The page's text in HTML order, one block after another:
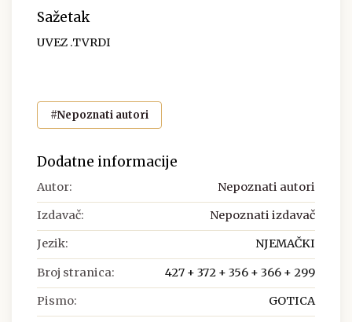
Sažetak
UVEZ .TVRDI
#Nepoznati autori
Dodatne informacije
Autor: Nepoznati autori
Izdavač: Nepoznati izdavač
Jezik: NJEMAČKI
Broj stranica: 427 + 372 + 356 + 366 + 299
Pismo: GOTICA